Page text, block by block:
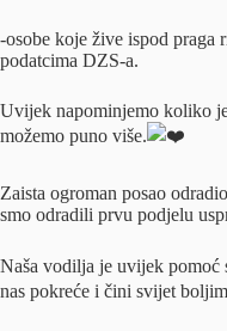
-osobe koje žive ispod praga
podatcima DZS-a.
Uvijek napominjemo koliko
možemo puno više.
Zaista ogroman posao
smo odradili prvu podjelu
Naša vodilja je uvijek pomoć
nas pokreće i čini svijet